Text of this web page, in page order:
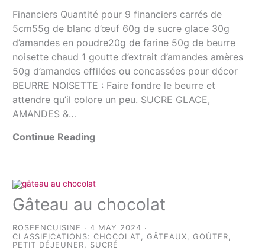
Financiers Quantité pour 9 financiers carrés de
5cm55g de blanc d’œuf 60g de sucre glace 30g
d’amandes en poudre20g de farine 50g de beurre
noisette chaud 1 goutte d’extrait d’amandes amères
50g d’amandes effilées ou concassées pour décor
BEURRE NOISETTE : Faire fondre le beurre et
attendre qu’il colore un peu. SUCRE GLACE,
AMANDES &…
Continue Reading
Gâteau au chocolat
ROSEENCUISINE
4 MAY 2024
CLASSIFICATIONS:CHOCOLAT ,GÂTEAUX ,GOÛTER
PETIT DÉJEUNER
SUCRÉ